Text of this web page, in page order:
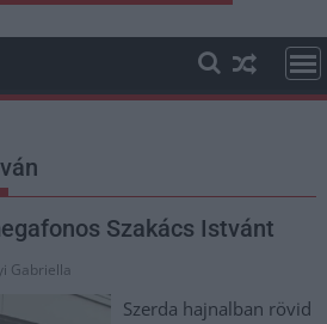
Szakács Istvánt
Gabriella
Szerda hajnalban rövid